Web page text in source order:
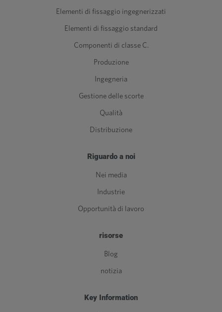
Elementi di fissaggio ingegnerizzati
Elementi di fissaggio standard
Componenti di classe C.
Produzione
Ingegneria
Gestione delle scorte
Qualità
Distribuzione
Riguardo a noi
Nei media
Industrie
Opportunità di lavoro
risorse
Blog
notizia
Key Information